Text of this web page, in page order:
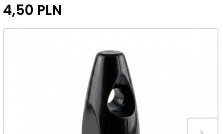
4,50 PLN